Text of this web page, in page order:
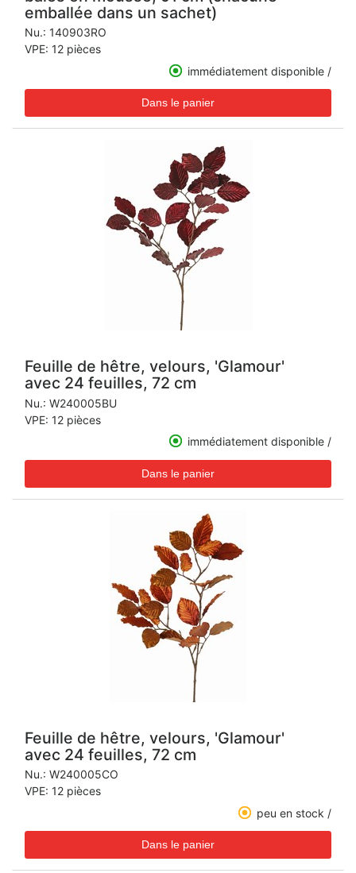
emballée dans un sachet)
Nu.: 140903RO
VPE: 12 pièces
immédiatement disponible /
Feuille de hêtre, velours, 'Glamour'
avec 24 feuilles, 72 cm
Nu.: W240005BU
VPE: 12 pièces
immédiatement disponible /
Feuille de hêtre, velours, 'Glamour'
avec 24 feuilles, 72 cm
Nu.: W240005CO
VPE: 12 pièces
peu en stock /